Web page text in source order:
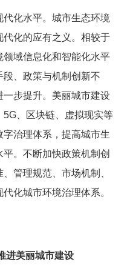
化水平。城市生态环境
化的应有之义。相较于
领域信息化和智能化水平
、政策与机制创新不
步提升。美丽城市建设
、区块链、虚拟现实等
治理体系，提高城市生
。不断加快政策机制创
管理规范、市场机制、
化城市环境治理体系。
进美丽城市建设